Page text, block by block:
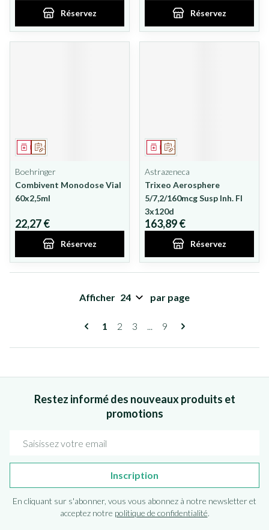
Réservez Réservez
Sur prescription
Médicament
Boehringer
Combivent Monodose Vial
60x2,5ml
22,27 €
Réservez
Sur prescription
Médicament
Astrazeneca
Trixeo Aerosphere
5/7,2/160mcg Susp Inh. Fl
3x120d
163,89 €
Réservez
Pages
Vous lisez actuellement la page
1 Page
2 Page
3 ... Page
9
Afficher par page
Restez informé des nouveaux produits et
promotions
Inscription
En cliquant sur s'abonner, vous vous abonnez à notre newsletter et
acceptez notre politique de confidentialité.